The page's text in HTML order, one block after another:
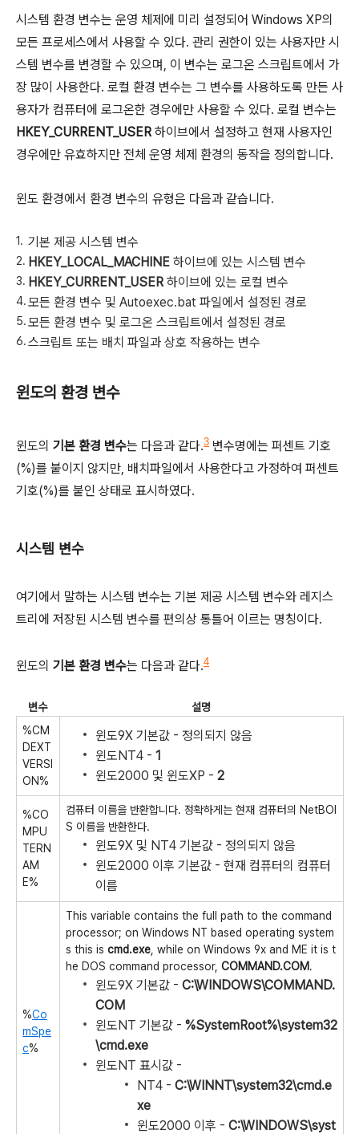
시스템 환경 변수는 운영 체제에 미리 설정되어 Windows XP의
모든 프로세스에서 사용할 수 있다. 관리 권한이 있는 사용자만 시
스템 변수를 변경할 수 있으며, 이 변수는 로그온 스크립트에서 가
장 많이 사용한다. 로컬 환경 변수는 그 변수를 사용하도록 만든 사
용자가 컴퓨터에 로그온한 경우에만 사용할 수 있다. 로컬 변수는
HKEY_CURRENT_USER 하이브에서 설정하고 현재 사용자인
경우에만 유효하지만 전체 운영 체제 환경의 동작을 정의합니다.
윈도 환경에서 환경 변수의 유형은 다음과 같습니다.
기본 제공 시스템 변수
HKEY_LOCAL_MACHINE 하이브에 있는 시스템 변수
HKEY_CURRENT_USER 하이브에 있는 로컬 변수
모든 환경 변수 및 Autoexec.bat 파일에서 설정된 경로
모든 환경 변수 및 로그온 스크립트에서 설정된 경로
스크립트 또는 배치 파일과 상호 작용하는 변수
윈도의 환경 변수
윈도의 기본 환경 변수는 다음과 같다.3 변수명에는 퍼센트 기호
(%)를 붙이지 않지만, 배치파일에서 사용한다고 가정하여 퍼센트
기호(%)를 붙인 상태로 표시하였다.
시스템 변수
여기에서 말하는 시스템 변수는 기본 제공 시스템 변수와 레지스
트리에 저장된 시스템 변수를 편의상 통틀어 이르는 명칭이다.
윈도의 기본 환경 변수는 다음과 같다.4
변수
설명
%CM
DEXT
VERSI
ON%
윈도9X 기본값 - 정의되지 않음
윈도NT4 - 1
윈도2000 및 윈도XP - 2
%CO
MPU
TERN
AM
E%
컴퓨터 이름을 반환합니다. 정확하게는 현재 컴퓨터의 NetBOI
S 이름을 반환한다.
윈도9X 및 NT4 기본값 - 정의되지 않음
윈도2000 이후 기본값 - 현재 컴퓨터의 컴퓨터
이름
%Co
mSpe
c%
This variable contains the full path to the command
processor; on Windows NT based operating system
s this is cmd.exe, while on Windows 9x and ME it is t
he DOS command processor, COMMAND.COM.
윈도9X 기본값 - C:\WINDOWS\COMMAND.
COM
윈도NT 기본값 - %SystemRoot%\system32
\cmd.exe
윈도NT 표시값 -
NT4 - C:\WINNT\system32\cmd.e
xe
윈도2000 이후 - C:\WINDOWS\syst